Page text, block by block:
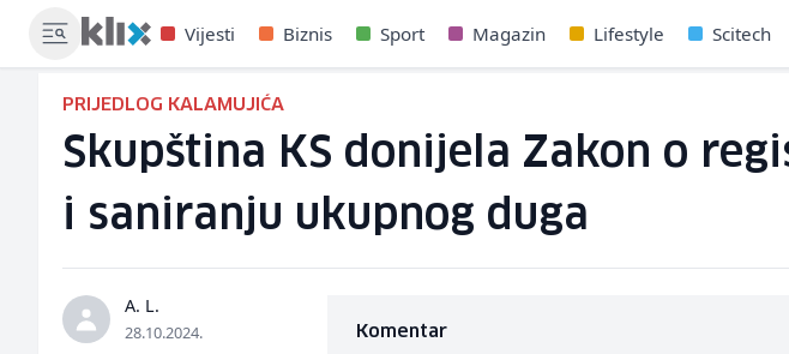
Vijesti Biznis Sport Magazin Lifestyle Scitech
PRIJEDLOG KALAMUJIĆA
Skupština KS donijela Zakon o
i saniranju ukupnog duga
A. L.
28.10.2024. Komentar